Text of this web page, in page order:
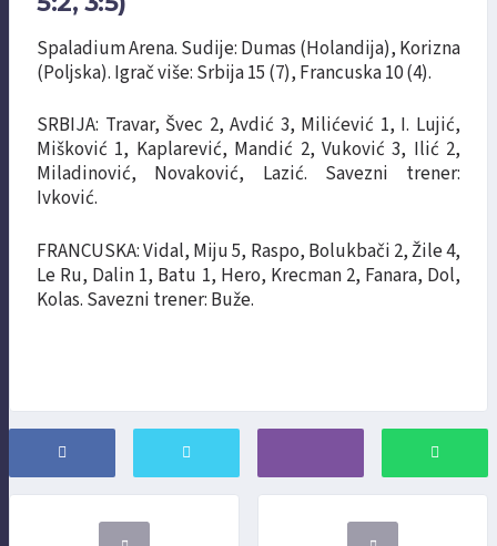
Spaladium Arena. Sudije: Dumas (Holandija), Korizna
(Poljska). Igrač više: Srbija 15 (7), Francuska 10 (4).
SRBIJA: Travar, Švec 2, Avdić 3, Milićević 1, I. Lujić,
Mišković 1, Kaplarević, Mandić 2, Vuković 3, Ilić 2,
Miladinović, Novaković, Lazić. Savezni trener:
Ivković.
FRANCUSKA: Vidal, Miju 5, Raspo, Bolukbači 2, Žile 4,
Le Ru, Dalin 1, Batu 1, Hero, Krecman 2, Fanara, Dol,
Kolas. Savezni trener: Buže.